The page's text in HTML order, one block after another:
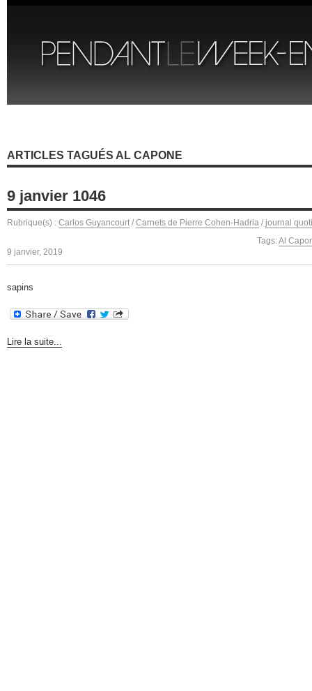
ARTICLES TAGUÉS AL CAPONE
9 janvier 1046
Rubrique(s) : Carlos Guyancourt / Carnets de Pierre Cohen-Hadria / journal
Tags:Al
9 janvier, 2019
sapins
Lire la suite...